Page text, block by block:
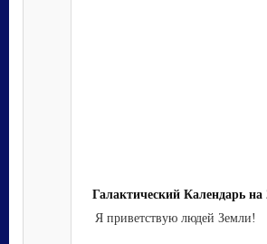
Галактический Календарь на
Я приветствую людей